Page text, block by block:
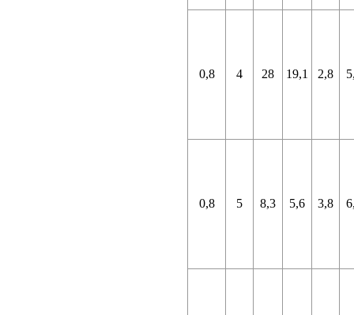
0,8 4 28 19,1 2,8
0,8 5 8,3 5,6 3,8